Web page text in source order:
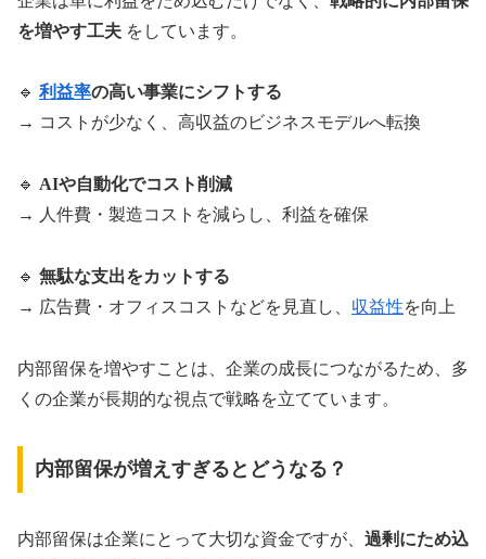
を増やす工夫 をしています。
🔹 利益率の高い事業にシフトする
→ コストが少なく、高収益のビジネスモデルへ転換
🔹 AIや自動化でコスト削減
→ 人件費・製造コストを減らし、利益を確保
🔹 無駄な支出をカットする
→ 広告費・オフィスコストなどを見直し、 収益性を向上
内部留保を増やすことは、企業の成長につながるため、多
くの企業が長期的な視点で戦略を立てています。
内部留保が増えすぎるとどうなる？
内部留保は企業にとって大切な資金ですが、 過剰にため込